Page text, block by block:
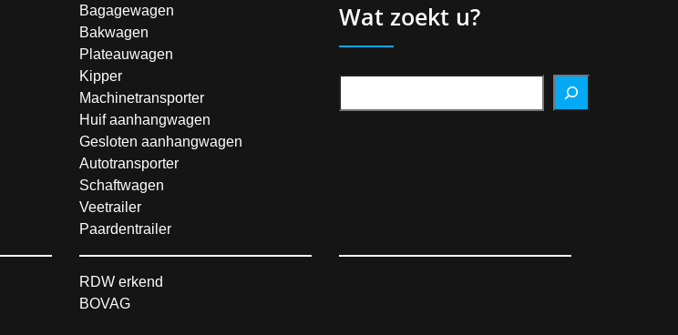
Bagagewagen
Bakwagen
Plateauwagen
Kipper
Machinetransporter
Huif aanhangwagen
Gesloten aanhangwagen
Autotransporter
Schaftwagen
Veetrailer
Paardentrailer
Wat zoekt u?
RDW erkend
BOVAG